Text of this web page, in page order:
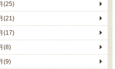
(25)
(21)
(17)
(8)
(9)